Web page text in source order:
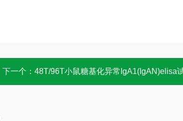
下一个： 48T/96T小鼠糖基化异常IgA1(IgAN)elisa试剂盒 说明